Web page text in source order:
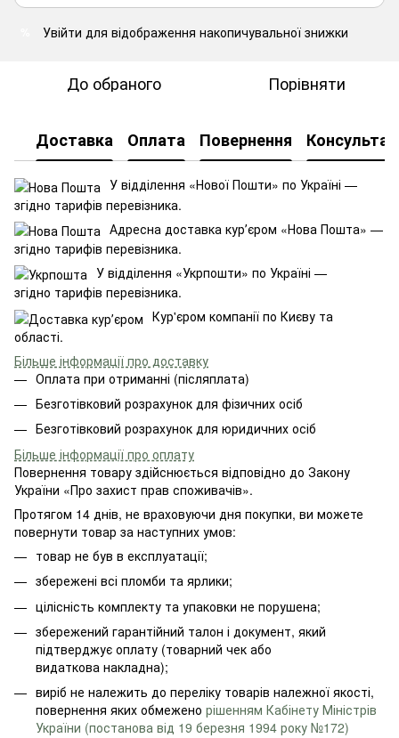
Увійти для відображення накопичувальної знижки
До обраного Порівняти
Доставка Оплата Повернення
У відділення «Нової Пошти» по Україні —
згідно тарифів перевізника.
Адресна доставка курʼєром «Нова Пошта» —
згідно тарифів перевізника.
У відділення «Укрпошти» по Україні —
згідно тарифів перевізника.
Кур'єром компанії по Києву та
області.
Більше інформації про доставку
Оплата при отриманні (післяплата)
Безготівковий розрахунок для фізичних осіб
Безготівковий розрахунок для юридичних осіб
Більше інформації про оплату
Повернення товару здійснюється відповідно до Закону
України «Про захист прав споживачів».
Протягом 14 днів, не враховуючи дня покупки, ви можете
повернути товар за наступних умов:
товар не був в експлуатації;
збережені всі пломби та ярлики;
цілісність комплекту та упаковки не порушена;
збережений гарантійний талон і документ, який
підтверджує оплату (товарний чек або
видаткова накладна);
виріб не належить до переліку товарів належної якості,
повернення яких обмежено рішенням Кабінету Міністрів
України (постанова від 19 березня 1994 року №172)